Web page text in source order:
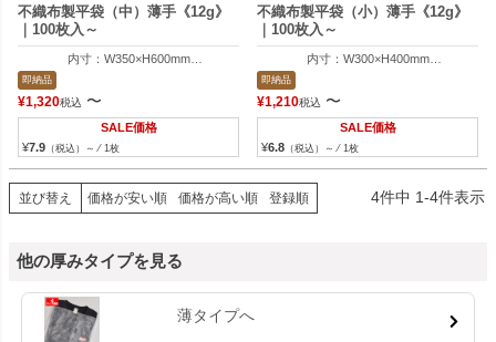
不織布製平袋（中）薄手《12g》
｜100枚入～
内寸：W350×H600mm
即納品
¥1,320税込 〜
SALE価格
¥7.9 （税込）～ ⁄ 1枚
不織布製平袋（小）薄手《12g》
｜100枚入～
内寸：W300×H400mm
即納品
¥1,210税込 〜
SALE価格
¥6.8 （税込）～ ⁄ 1枚
並び替え 価格が安い順 価格が高い順 登録順 4件中 1-4件表示
他の厚みタイプを見る
薄タイプへ